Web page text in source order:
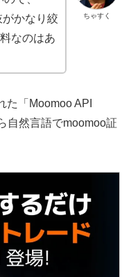
ちゃすく
かなり絞
なのはあ
た「Moomoo API
自然言語でmoomoo証